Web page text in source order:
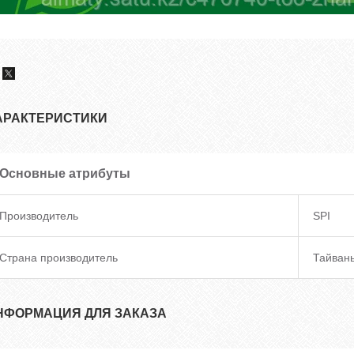
Основные атрибуты
Производитель SPI
Страна производитель
ДЛЯ ЗАКАЗА